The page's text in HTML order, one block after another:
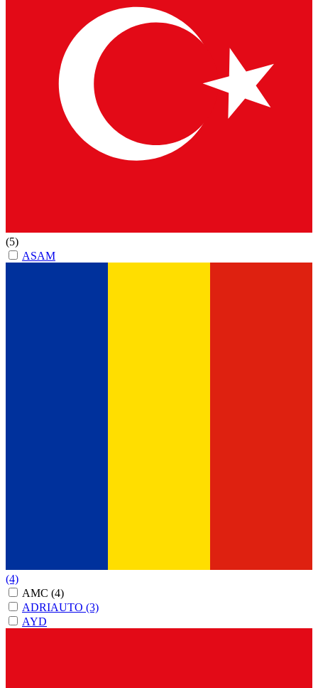
(5)
ASAM
(4)
AMC (4)
ADRIAUTO (3)
AYD